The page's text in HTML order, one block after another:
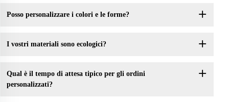
Posso personalizzare i colori e le forme?
I vostri materiali sono ecologici?
Qual è il tempo di attesa tipico per gli ordini
personalizzati?